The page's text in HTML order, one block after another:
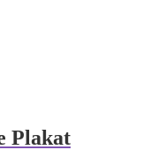
Plakat